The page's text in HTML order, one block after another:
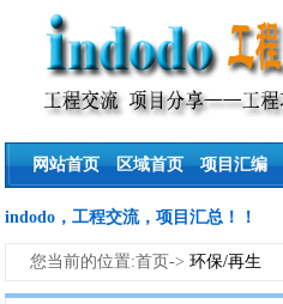
网站首页 区域首页 项目汇编
indodo，工程交流，项目汇总！！
您当前的位置:首页-> 环保/再生